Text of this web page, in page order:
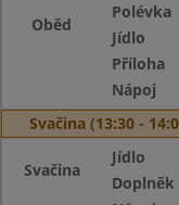
Oběd
Polévka
Jídlo
Příloha
Nápoj
Svačina (13:30 -
Svačina
Jídlo
Doplněk